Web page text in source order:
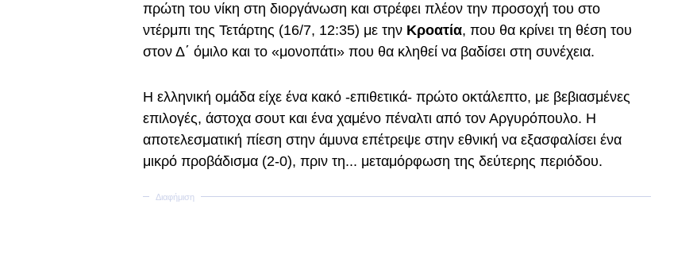
πρώτη του νίκη στη διοργάνωση και στρέφει πλέον την προσοχή του στο
ντέρμπι της Τετάρτης (16/7, 12:35) με την Κροατία, που θα κρίνει τη θέση του
στον Δ΄ όμιλο και το «μονοπάτι» που θα κληθεί να βαδίσει στη συνέχεια.
Η ελληνική ομάδα είχε ένα κακό -επιθετικά- πρώτο οκτάλεπτο, με βεβιασμένες
επιλογές, άστοχα σουτ και ένα χαμένο πέναλτι από τον Αργυρόπουλο. Η
αποτελεσματική πίεση στην άμυνα επέτρεψε στην εθνική να εξασφαλίσει ένα
μικρό προβάδισμα (2-0), πριν τη... μεταμόρφωση της δεύτερης περιόδου.